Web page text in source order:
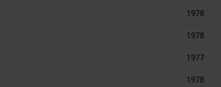
1978
1978
1977
1978